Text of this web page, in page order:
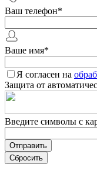
Ваш телефон*
Ваше имя*
Я согласен на
Защита от
Введите символы с